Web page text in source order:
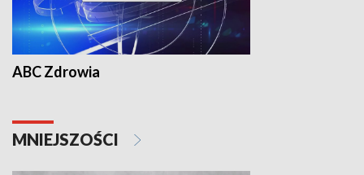
ABC Zdrowia
MNIEJSZOŚCI